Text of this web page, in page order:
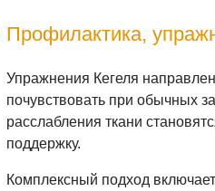
Профилактика,
Упражнения Кегеля
почувствовать при обычных
расслабления ткани
поддержку.
Комплексный подход